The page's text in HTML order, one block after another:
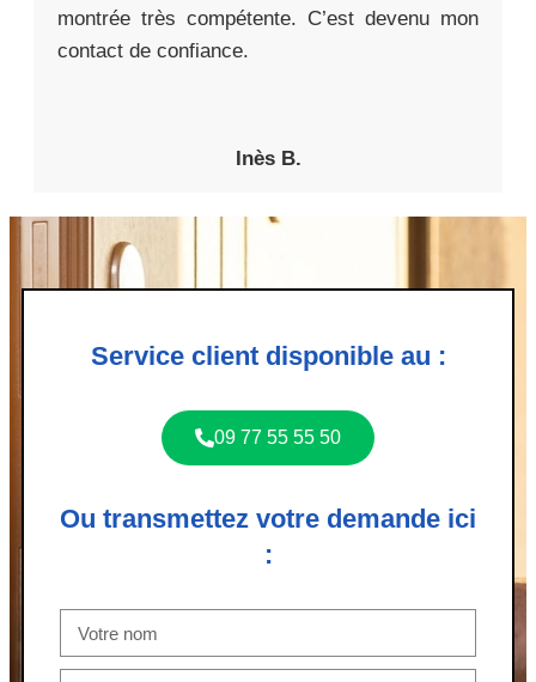
montrée très compétente. C’est devenu mon
contact de confiance.
Inès B.
Service client disponible au :
09 77 55 55 50
Ou transmettez votre demande ici
: